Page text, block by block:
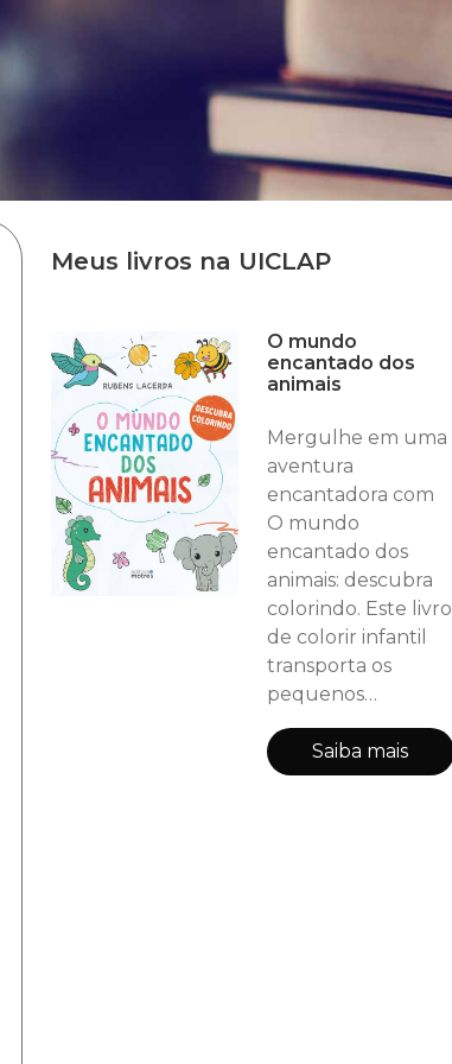
Meus livros na UICLAP
O mundo
encantado dos
animais
Mergulhe em uma
aventura
encantadora com
O mundo
encantado dos
animais: descubra
colorindo. Este livro
de colorir infantil
transporta os
pequenos
exploradores para
um universo
vibrante e cheio de
Saiba mais